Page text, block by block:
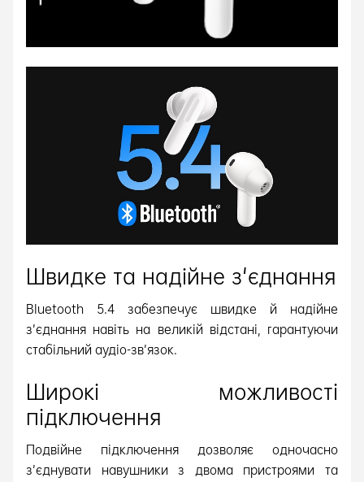
Швидке та надійне з'єднання
Bluetooth 5.4 забезпечує швидке й надійне
з’єднання навіть на великій відстані, гарантуючи
стабільний аудіо-зв’язок.
Широкі можливості
підключення
Подвійне підключення дозволяє одночасно
з’єднувати навушники з двома пристроями та